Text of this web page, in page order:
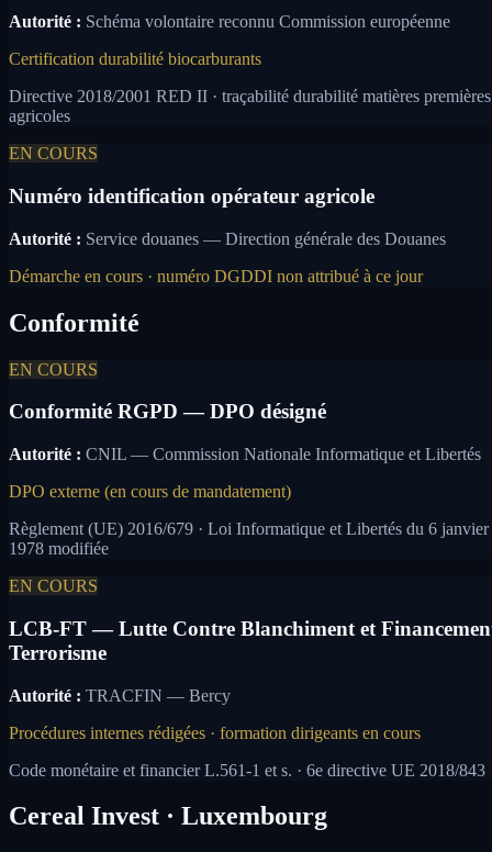
Autorité : Schéma volontaire reconnu Commission européenne
Certification durabilité biocarburants
Directive 2018/2001 RED II · traçabilité durabilité matières premières
agricoles
EN COURS
Numéro identification opérateur agricole
Autorité : Service douanes — Direction générale des Douanes
Démarche en cours · numéro DGDDI non attribué à ce jour
Conformité
EN COURS
Conformité RGPD — DPO désigné
Autorité : CNIL — Commission Nationale Informatique et Libertés
DPO externe (en cours de mandatement)
Règlement (UE) 2016/679 · Loi Informatique et Libertés du 6 janvier
1978 modifiée
EN COURS
LCB-FT — Lutte Contre Blanchiment et
Terrorisme
Autorité : TRACFIN — Bercy
Procédures internes rédigées · formation dirigeants en cours
Code monétaire et financier L.561-1 et s. · 6e directive UE 2018/843
Cereal Invest · Luxembourg